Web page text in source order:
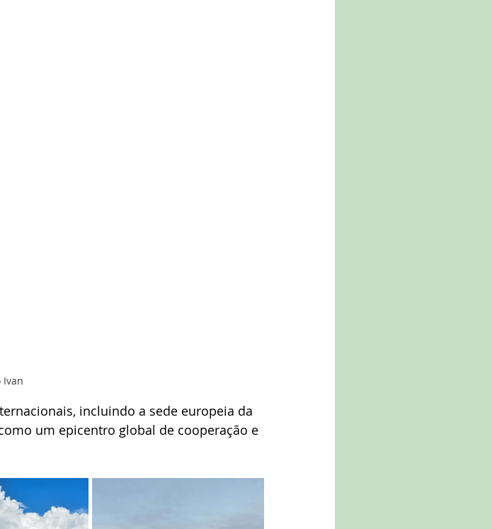
Ivan
incluindo a sede europeia da
um epicentro global de cooperação e